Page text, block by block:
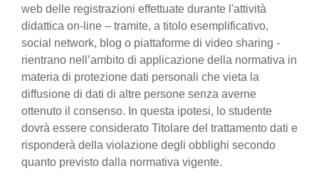
web delle registrazioni effettuate durante l'attività
didattica on-line – tramite, a titolo esemplificativo,
social network, blog o piattaforme di video sharing -
rientrano nell’ambito di applicazione della normativa in
materia di protezione dati personali che vieta la
diffusione di dati di altre persone senza averne
ottenuto il consenso. In questa ipotesi, lo studente
dovrà essere considerato Titolare del trattamento dati e
risponderà della violazione degli obblighi secondo
quanto previsto dalla normativa vigente.